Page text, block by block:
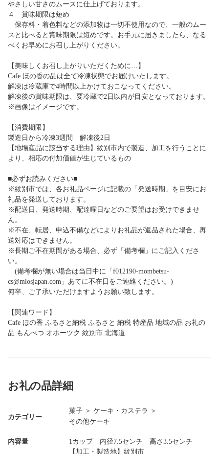
やさしい甘さのムースに仕上げております。
４ 賞味期限は短め
保存料・着色料などの添加物は一切不使用なので、一般のムー
スと比べると賞味期限は短めです。お手元に届きましたら、なる
べくお早めにお召し上がりください。
【美味しくお召し上がりいただくために…】
Cafe ほの香の品は全て冷凍状態でお届けいたします。
解凍は冷蔵庫で4時間以上かけておこなってください。
解凍後の賞味期限は、要冷蔵で2日以内が目安となっております。
※画像はイメージです。
【消費期限】
製造日から冷凍3週間 解凍後2日
【地場産品に該当する理由】紋別市内で製造、加工を行うことに
より、相応の付加価値が生じているもの
■必ずお読みください■
※紋別市では、各お礼品ページに記載の「発送時期」を目安にお
礼品を発送しております。
※配送日、発送時期、配達曜日などのご要望はお受けできませ
ん。
※不在、転居、申込不備などによりお礼品が返品された場合、再
送対応はできません。
※長期ご不在期間がある場合、必ず「備考欄」にご記入くださ
い。
(備考欄が無い場合は当日中に「f012190-mombetsu-
cs@mlosjapan.com」あてに不在日をご連絡ください。)
何卒、ご了承いただけますようお願い致します。
【関連ワード】
Cafe ほの香 ふるさと納税 ふるさと 納税 特産品 地域の品 お礼の
品 もんべつ オホーツク 紋別市 北海道
お礼の品詳細
カテゴリー
菓子 ＞ ケーキ・カステラ ＞
その他ケーキ
内容量
1カップ 内径7.5センチ 高さ3.5センチ
【加工・製造地】紋別市